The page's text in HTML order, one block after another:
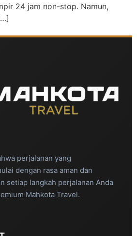
24 jam non-stop. Namun,
perjalanan yang
dengan rasa aman dan
setiap langkah perjalanan Anda
Mahkota Travel.